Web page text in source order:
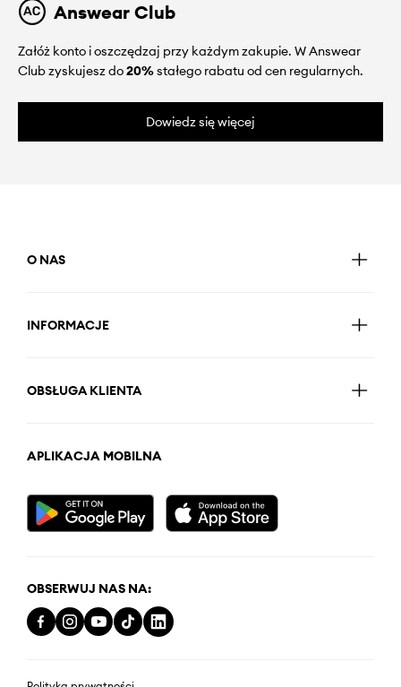
Answear Club
Załóż konto i oszczędzaj przy każdym zakupie. W Answear
Club zyskujesz do20%stałego rabatu od cen regularnych.
Dowiedz się więcej
O NAS
INFORMACJE
OBSŁUGA KLIENTA
APLIKACJA MOBILNA
OBSERWUJ NAS NA: